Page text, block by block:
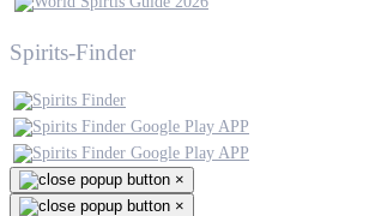
Spirits-Finder
×
×